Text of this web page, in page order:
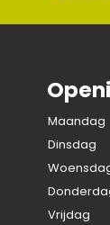
Maandag
Dinsdag
Vrijdag